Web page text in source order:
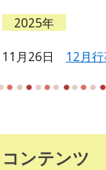
2025年
11月26日 12月
コンテンツ